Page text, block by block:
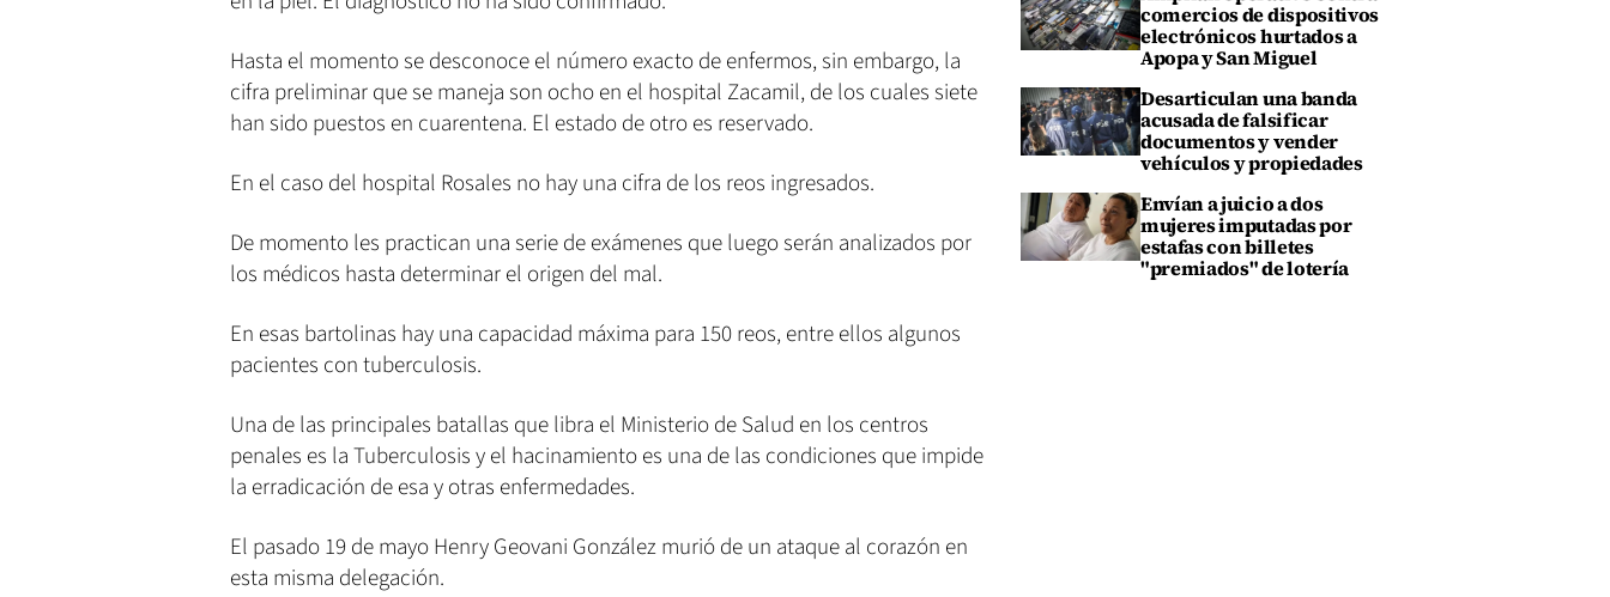
Hasta el momento se desconoce el número exacto de enfermos, sin embargo, la
cifra preliminar que se maneja son ocho en el hospital Zacamil, de los cuales siete
han sido puestos en cuarentena. El estado de otro es reservado.
En el caso del hospital Rosales no hay una cifra de los reos ingresados.
De momento les practican una serie de exámenes que luego serán analizados por
los médicos hasta determinar el origen del mal.
En esas bartolinas hay una capacidad máxima para 150 reos, entre ellos algunos
pacientes con tuberculosis.
Una de las principales batallas que libra el Ministerio de Salud en los centros
penales es la Tuberculosis y el hacinamiento es una de las condiciones que impide
la erradicación de esa y otras enfermedades.
El pasado 19 de mayo Henry Geovani González murió de un ataque al corazón en
esta misma delegación.
comercios de dispositivos
electrónicos hurtados a
Apopa y San Miguel
Desarticulan una banda
acusada de falsificar
documentos y vender
vehículos y propiedades
Envían a juicio a dos
mujeres imputadas por
estafas con billetes
"premiados" de lotería